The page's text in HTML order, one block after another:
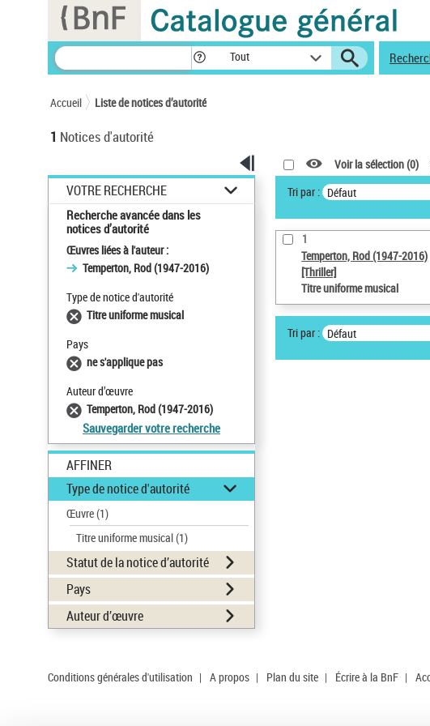
Tout
Accueil Liste de notices d’autorité
1 Notices d'autorité
VOTRE RECHERCHE
Recherche avancée dans les
notices d’autorité
Œuvres liées à l'auteur :
Temperton, Rod (1947-2016)
Type de notice d'autorité
Titre uniforme musical
Pays
ne s'applique pas
Auteur d’œuvre
Temperton, Rod (1947-2016)
Sauvegarder votre recherche
AFFINER
Type de notice d'autorité
Œuvre(1)
Titre uniforme musical(1)
Statut de la notice d’autorité
Pays
Auteur d’œuvre
Voir la sélection (0)
Tri par : Défaut
1
Temperton, Rod (1947-2016)
[Thriller]
Titre uniforme musical
Tri par : Défaut
Conditions générales d'utilisation | A propos | Plan du site | Écrire à la BnF |
Panneau de gestion des cookies